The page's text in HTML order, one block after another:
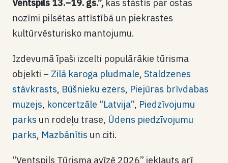
Ventspils 13.–19. gs.”, kas stāstīs par ostas
nozīmi pilsētas attīstībā un piekrastes
kultūrvēsturisko mantojumu.
Izdevumā īpaši izcelti populārākie tūrisma
objekti – Zilā karoga pludmale, Staldzenes
stāvkrasts, Būšnieku ezers, Piejūras brīvdabas
muzejs, koncertzāle “Latvija”, Piedzīvojumu
parks un rodeļu trase, Ūdens piedzīvojumu
parks, Mazbānītis un citi.
“Ventspils Tūrisma avīzē 2026” iekļauts arī